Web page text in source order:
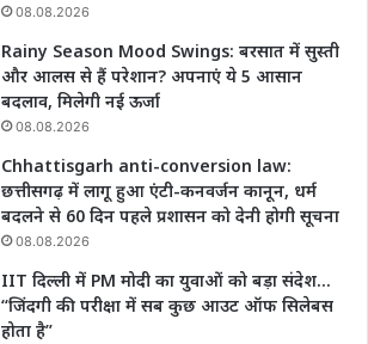
08.08.2026
Rainy Season Mood Swings: बरसात में सुस्ती
और आलस से हैं परेशान? अपनाएं ये 5 आसान
बदलाव, मिलेगी नई ऊर्जा
08.08.2026
Chhattisgarh anti-conversion law:
छत्तीसगढ़ में लागू हुआ एंटी-कनवर्जन कानून, धर्म
बदलने से 60 दिन पहले प्रशासन को देनी होगी सूचना
08.08.2026
IIT दिल्ली में PM मोदी का युवाओं को बड़ा संदेश…
“जिंदगी की परीक्षा में सब कुछ आउट ऑफ सिलेबस
होता है”